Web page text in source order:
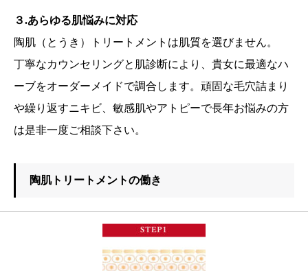
３.あらゆる肌悩みに対応
陶肌（とうき）トリートメントは肌質を選びません。
丁寧なカウンセリングと肌診断により、貴女に最適なハ
ーブをオーダーメイドで調合します。頑固な毛穴詰まり
や繰り返すニキビ、敏感肌やアトピーで長年お悩みの方
は是非一度ご相談下さい。
陶肌トリートメントの働き